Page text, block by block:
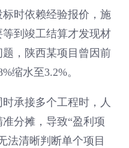
标时依赖经验报价，施
到竣工结算才发现材
，陕西某项目曾因前
缩水至3.2%。
时承接多个工程时，人
分摊，导致“盈利项
法清晰判断单个项目